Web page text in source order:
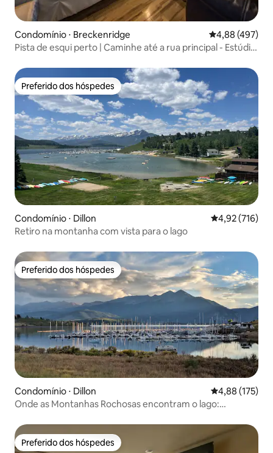
Condomínio ⋅ Breckenridge 4,88 de uma
4,88 (497)
Pista de esqui perto | Caminhe até a rua principal - Estúdio
Preferido dos hóspedes
Preferido dos hóspedes
Condomínio ⋅ Dillon 4,92 de uma
4,92 (716)
Retiro na montanha com vista para o lago
Preferido dos hóspedes
Preferido dos hóspedes
Condomínio ⋅ Dillon 4,88 de uma
4,88 (175)
Onde as Montanhas Rochosas encontram o lago:
Preferido dos hóspedes
Preferido dos hóspedes